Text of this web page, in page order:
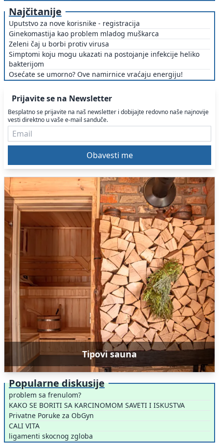
Najčitanije
Uputstvo za nove korisnike - registracija
Ginekomastija kao problem mladog muškarca
Zeleni čaj u borbi protiv virusa
Simptomi koju mogu ukazati na postojanje infekcije heliko
bakterijom
Osećate se umorno? Ove namirnice vraćaju energiju!
Prijavite se na Newsletter
Besplatno se prijavite na naš newsletter i dobijajte redovno naše najnovije
vesti direktno u vaše e-mail sanduče.
Tipovi sauna
Popularne diskusije
problem sa frenulom?
KAKO SE BORITI SA KARCINOMOM SAVETI I ISKUSTVA
Privatne Poruke za ObGyn
CALI VITA
ligamenti skocnog zgloba